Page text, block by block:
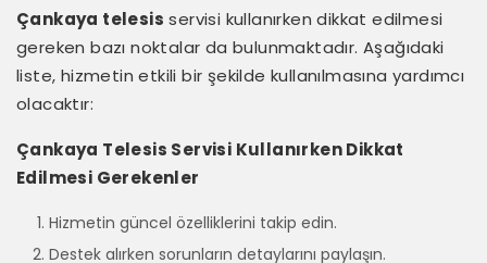
Çankaya telesis servisi kullanırken dikkat edilmesi
gereken bazı noktalar da bulunmaktadır. Aşağıdaki
liste, hizmetin etkili bir şekilde kullanılmasına yardımcı
olacaktır:
Çankaya Telesis Servisi Kullanırken Dikkat
Edilmesi Gerekenler
Hizmetin güncel özelliklerini takip edin.
Destek alırken sorunların detaylarını paylaşın.